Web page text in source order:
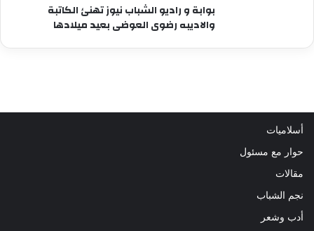
بوابة و راديو الشباب نيوز تهنئ الكاتبة
والاديبه رضوى العوضى بعيد ميلادها
أسلاميات
حوار مع مسئول
مقالات
نجم الشباب
أدب وشعر